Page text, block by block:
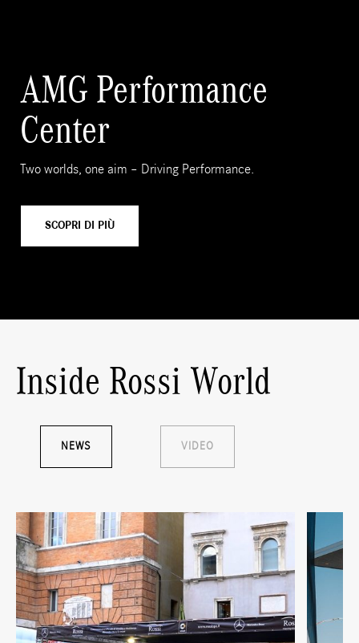
AMG Performance
Center
Two worlds, one aim – Driving Performance.
SCOPRI DI PIÙ
Inside Rossi World
NEWS VIDEO